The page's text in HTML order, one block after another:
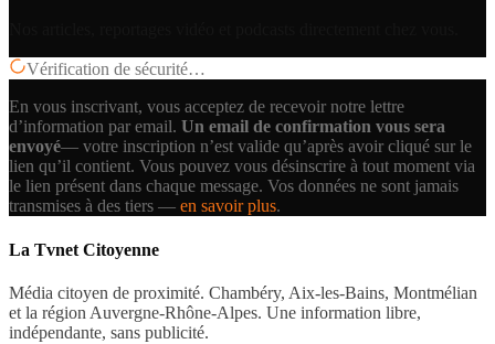
Vérification de sécurité…
En vous inscrivant, vous acceptez de recevoir notre lettre
d’information par email. Un email de confirmation vous sera
envoyé— votre inscription n’est valide qu’après avoir cliqué sur le
lien qu’il contient. Vous pouvez vous désinscrire à tout moment via
le lien présent dans chaque message. Vos données ne sont jamais
transmises à des tiers — en savoir plus.
La Tvnet Citoyenne
Média citoyen de proximité. Chambéry, Aix-les-Bains, Montmélian
et la région Auvergne-Rhône-Alpes. Une information libre,
indépendante, sans publicité.